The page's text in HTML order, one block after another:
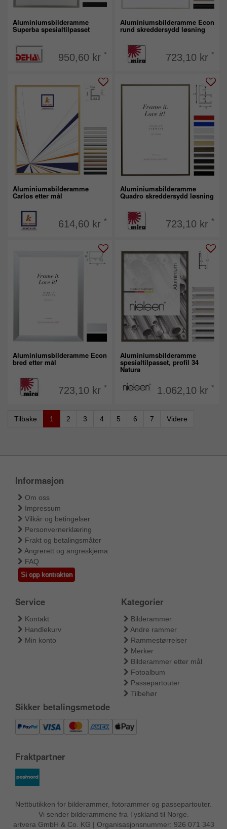
Aluminiumsbilderamme
Superba spesialtilpasset
950,60 kr *
Aluminiumsbilderamme Econ
rund skreddersydd løsning
723,10 kr *
Aluminiumsbilderamme
Carlos etter mål
614,60 kr *
Aluminiumsbilderamme
Quadro skreddersydd løsning
723,10 kr *
Aluminiumsbilderamme Econ
bred etter mål
723,10 kr *
Aluminiumsbilderamme
spesialtilpasset, profil 34
Natura
1.062,10 kr *
Tilbake 1 2 3 4 5 6 7 Videre
Informasjon
Om oss
Impressum
Vilkår og betingelser
Personvernerklæring
Frakt og betalingsmåter
Angrerett og angreskjema
FAQ
Si opp kontrakten
Service
Kontakt
Handlekurv
Min konto
Kategorier
Bilderammer
Andre rammer
Rammestørrelser
Merker
Bilderammer etter mål
Fotoalbum
Passepartouter
Tilbehør
Sikker betalingsmetode
Fraktpartner
Nettbutikken for bilderammer, fotorammer og passepartouter.
Vi sender bilderammene fra Tyskland til Norge.
artvera GmbH & Co. KG | Organisasjonsnummer: 926 071 343